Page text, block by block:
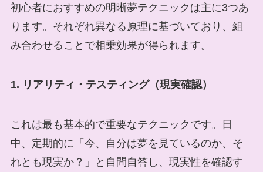
初心者におすすめの明晰夢テクニックは主に3つあ
ります。それぞれ異なる原理に基づいており、組
み合わせることで相乗効果が得られます。
1. リアリティ・テスティング（現実確認）
これは最も基本的で重要なテクニックです。日
中、定期的に「今、自分は夢を見ているのか、そ
れとも現実か？」と自問自答し、現実性を確認す